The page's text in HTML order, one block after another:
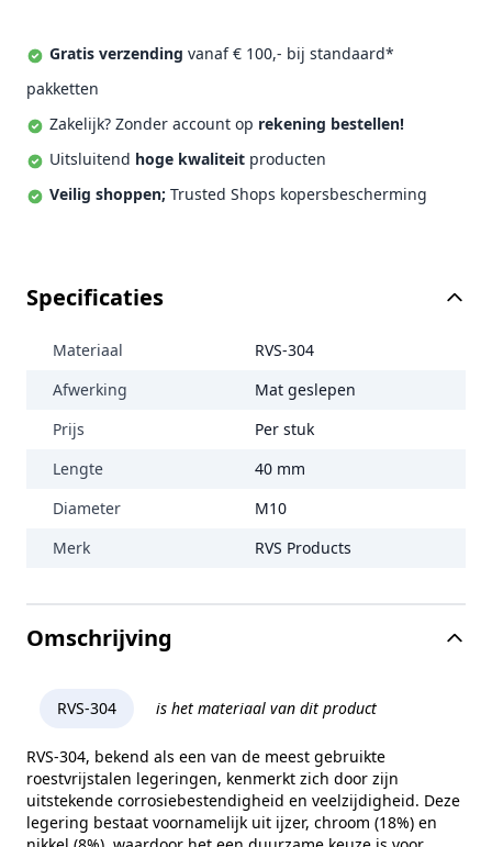
Gratis verzending vanaf € 100,- bij standaard*
pakketten
Zakelijk? Zonder account op rekening bestellen!
Uitsluitend hoge kwaliteit producten
Veilig shoppen; Trusted Shops kopersbescherming
Specificaties
Materiaal
RVS-304
Afwerking
Mat geslepen
Prijs
Per stuk
Lengte
40 mm
Diameter
M10
Merk
RVS Products
Omschrijving
RVS-304 is het materiaal van dit product
RVS-304, bekend als een van de meest gebruikte
roestvrijstalen legeringen, kenmerkt zich door zijn
uitstekende corrosiebestendigheid en veelzijdigheid. Deze
legering bestaat voornamelijk uit ijzer, chroom (18%) en